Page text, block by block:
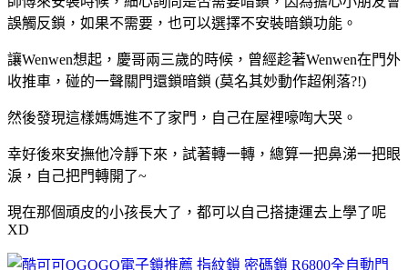
誤觸反鎖，如果不需要，也可以選擇不安裝暗鎖功能。
讓Wenwen想起，慶哥兩三歲的時候，曾經趁著Wenwen在門外
收推車，碰的一聲關門還鎖暗鎖 (莫名其妙動作超俐落?!)
然後發現這樣媽媽進不了家門，自己在屋裡嚎啕大哭。
幸好後來安撫他冷靜下來，試著轉一轉，總算一把鼻涕一把眼
淚，自己把門轉開了~
現在那個頑皮的小孩長大了，都可以自己搭捷運去上學了呢
XD